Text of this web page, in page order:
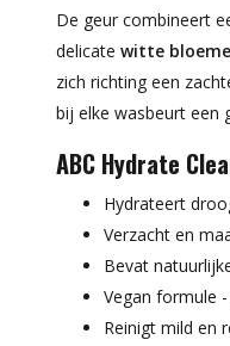
De geur combineert
delicate witte
zich richting een
bij elke wasbeurt een
ABC Hydrate
Hydrateert
Verzacht en
Bevat
Vegan formule
Reinigt mild en